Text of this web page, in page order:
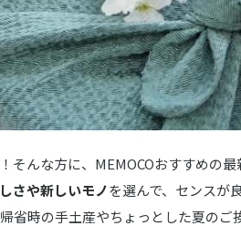
コ入り券
味覚百景
そんな方に、MEMOCOおすすめの
さや新しいモノを選んで、センスが
省時の手土産やちょっとした夏のご